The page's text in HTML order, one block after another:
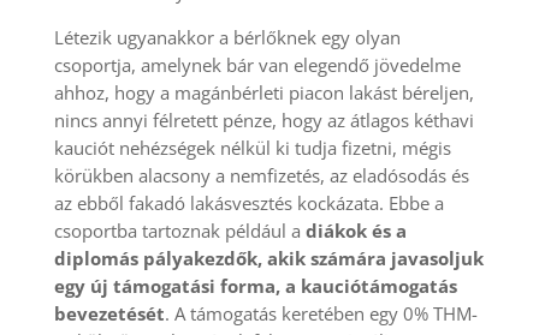
Létezik ugyanakkor a bérlőknek egy olyan
csoportja, amelynek bár van elegendő jövedelme
ahhoz, hogy a magánbérleti piacon lakást béreljen,
nincs annyi félretett pénze, hogy az átlagos kéthavi
kauciót nehézségek nélkül ki tudja fizetni, mégis
körükben alacsony a nemfizetés, az eladósodás és
az ebből fakadó lakásvesztés kockázata. Ebbe a
csoportba tartoznak például a diákok és a
diplomás pályakezdők, akik számára javasoljuk
egy új támogatási forma, a kauciótámogatás
bevezetését. A támogatás keretében egy 0% THM-